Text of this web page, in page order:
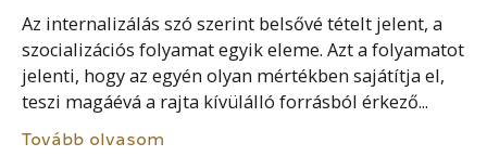
Az internalizálás szó szerint belsővé tételt jelent, a
szocializációs folyamat egyik eleme. Azt a folyamatot
jelenti, hogy az egyén olyan mértékben sajátítja el,
teszi magáévá a rajta kívülálló forrásból érkező...
Tovább olvasom